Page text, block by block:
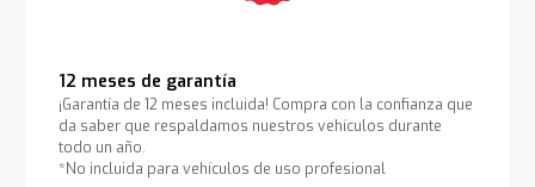
12 meses de garantía
¡Garantía de 12 meses incluida! Compra con la confianza que
da saber que respaldamos nuestros vehículos durante
todo un año.
*No incluida para vehículos de uso profesional